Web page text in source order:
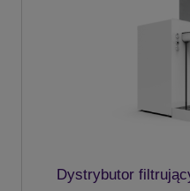
Dystrybutor